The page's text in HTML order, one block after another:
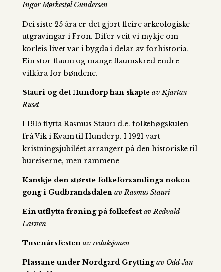
Ingar Mørkestøl Gundersen
Dei siste 25 åra er det gjort fleire arkeologiske
utgravingar i Fron. Difor veit vi mykje om
korleis livet var i bygda i delar av forhistoria.
Ein stor flaum og mange flaumskred endre
vilkåra for bøndene.
Stauri og det Hundorp han skapte av Kjartan
Ruset
I 1915 flytta Rasmus Stauri d.e. folkehøgskulen
frå Vik i Kvam til Hundorp. I 1921 vart
kristningsjubiléet arrangert på den historiske til
bureiserne, men rammene
Kanskje den største folkeforsamlinga nokon
gong i Gudbrandsdalen av Rasmus Stauri
Ein utflytta frøning på folkefest av Redvald
Larssen
Tusenårsfesten av redaksjonen
Plassane under Nordgard Grytting av Odd Jan